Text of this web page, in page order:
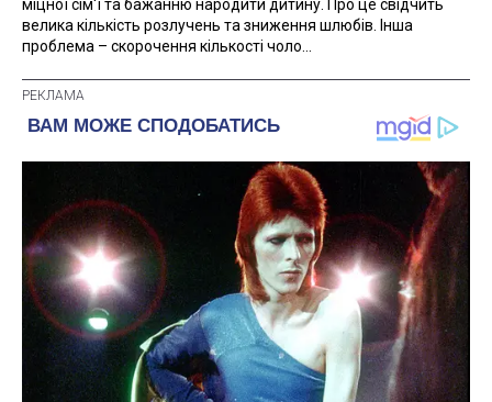
міцної сім'ї та бажанню народити дитину. Про це свідчить
велика кількість розлучень та зниження шлюбів. Інша
проблема – скорочення кількості чоло...